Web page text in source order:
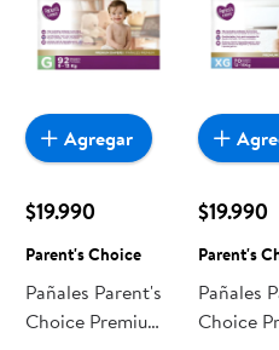
$19.990
Parent's Choice
Pañales Parent's
Choice Premium
Agregar
$19.990
Parent's
Pañales
Choice